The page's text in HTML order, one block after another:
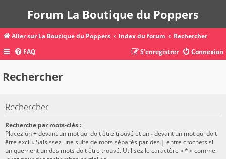
Forum La Boutique du Poppers
Aller sur La Boutique du Poppers Index du forum
Rechercher
FAQ
Connexion
S’enregistrer
Rechercher
Rechercher
Recherche par mots-clés :
Placez un+devant un mot qui doit être trouvé et un-devant un mot qui doit
être exclu. Saisissez une suite de mots séparés par des | entre crochets si
uniquement un des mots doit être trouvé. Utilisez le caractère « * » comme